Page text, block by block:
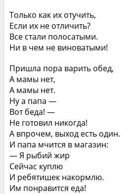
Только как их отучить,
Если их не отличить?
Все стали полосатыми.
Ни в чем не виноватыми!
Пришла пора варить обед,
А мамы нет,
А мамы нет.
Ну а папа —
Вот беда! —
Не готовил никогда!
А впрочем, выход есть один.
И папа мчится в магазин:
— Я рыбий жир
Сейчас куплю
И ребятишек накормлю.
Им понравится еда!